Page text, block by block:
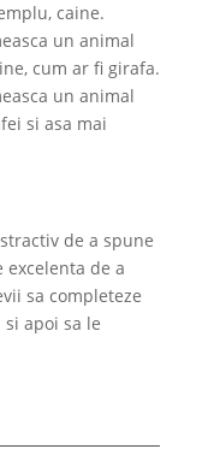
caine.
un animal
cum ar fi girafa.
un animal
si asa mai
de a spune
de a
sa completeze
apoi sa le